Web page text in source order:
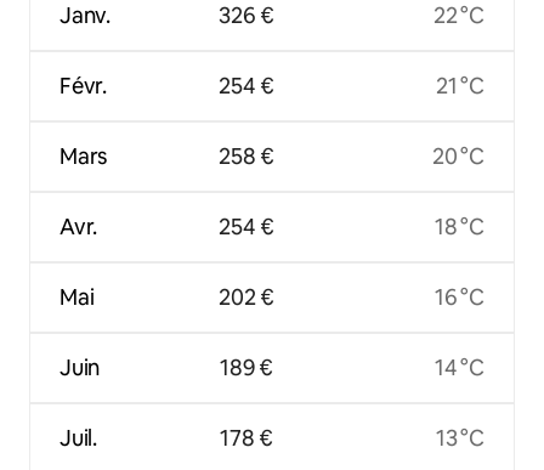
Janv.
Févr.
Mars
Avr.
Mai
Juin
Juil.
326 €
254 €
258 €
254 €
202 €
189 €
178 €
22 °C
21 °C
20 °C
18 °C
16 °C
14 °C
13 °C